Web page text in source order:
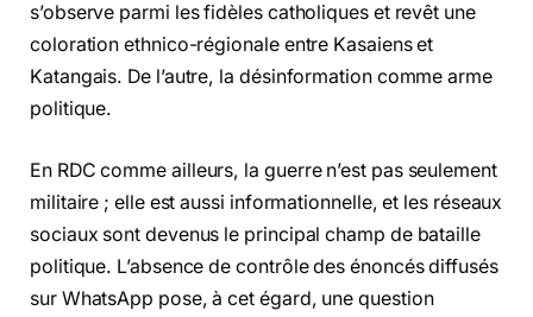
s’observe parmi les fidèles catholiques et revêt une
coloration ethnico-régionale entre Kasaiens et
Katangais. De l’autre, la désinformation comme arme
politique.
En RDC comme ailleurs, la guerre n’est pas seulement
militaire ; elle est aussi informationnelle, et les réseaux
sociaux sont devenus le principal champ de bataille
politique. L’absence de contrôle des énoncés diffusés
sur WhatsApp pose, à cet égard, une question